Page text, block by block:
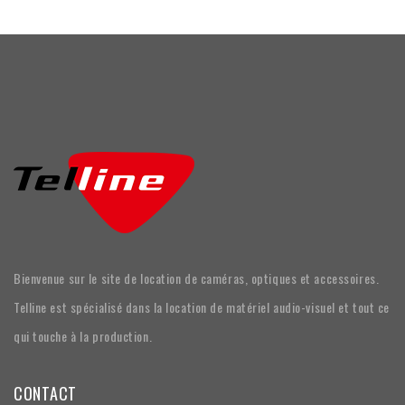
Bienvenue sur le site de location de caméras, optiques et accessoires.
Telline est spécialisé dans la location de matériel audio-visuel et tout ce
qui touche à la production.
CONTACT